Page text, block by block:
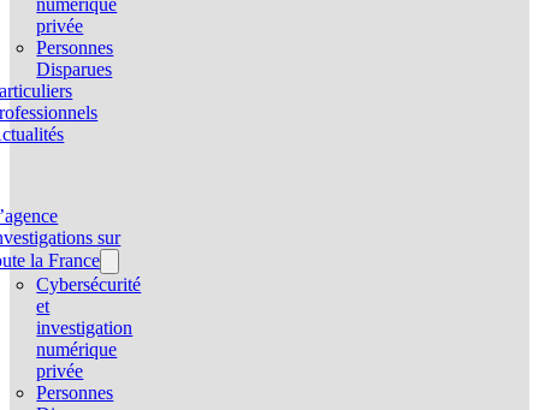
numérique
privée
Personnes
Disparues
sur
la France
Cybersécurité
et
investigation
numérique
privée
Personnes